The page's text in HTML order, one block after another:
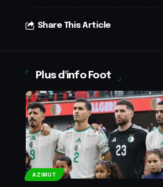
Share This Article
Plus d'info Foot
AZIMUT